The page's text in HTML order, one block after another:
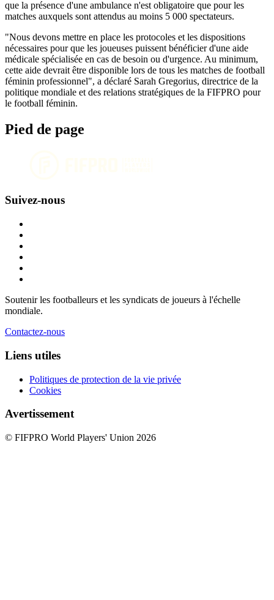
que la présence d'une ambulance n'est obligatoire que pour les
matches auxquels sont attendus au moins 5 000 spectateurs.
"Nous devons mettre en place les protocoles et les dispositions
nécessaires pour que les joueuses puissent bénéficier d'une aide
médicale spécialisée en cas de besoin ou d'urgence. Au minimum,
cette aide devrait être disponible lors de tous les matches de football
féminin professionnel", a déclaré Sarah Gregorius, directrice de la
politique mondiale et des relations stratégiques de la FIFPRO pour
le football féminin.
Pied de page
Suivez-nous
Soutenir les footballeurs et les syndicats de joueurs à l'échelle
mondiale.
Contactez-nous
Liens utiles
Politiques de protection de la vie privée
Cookies
Avertissement
© FIFPRO World Players' Union 2026